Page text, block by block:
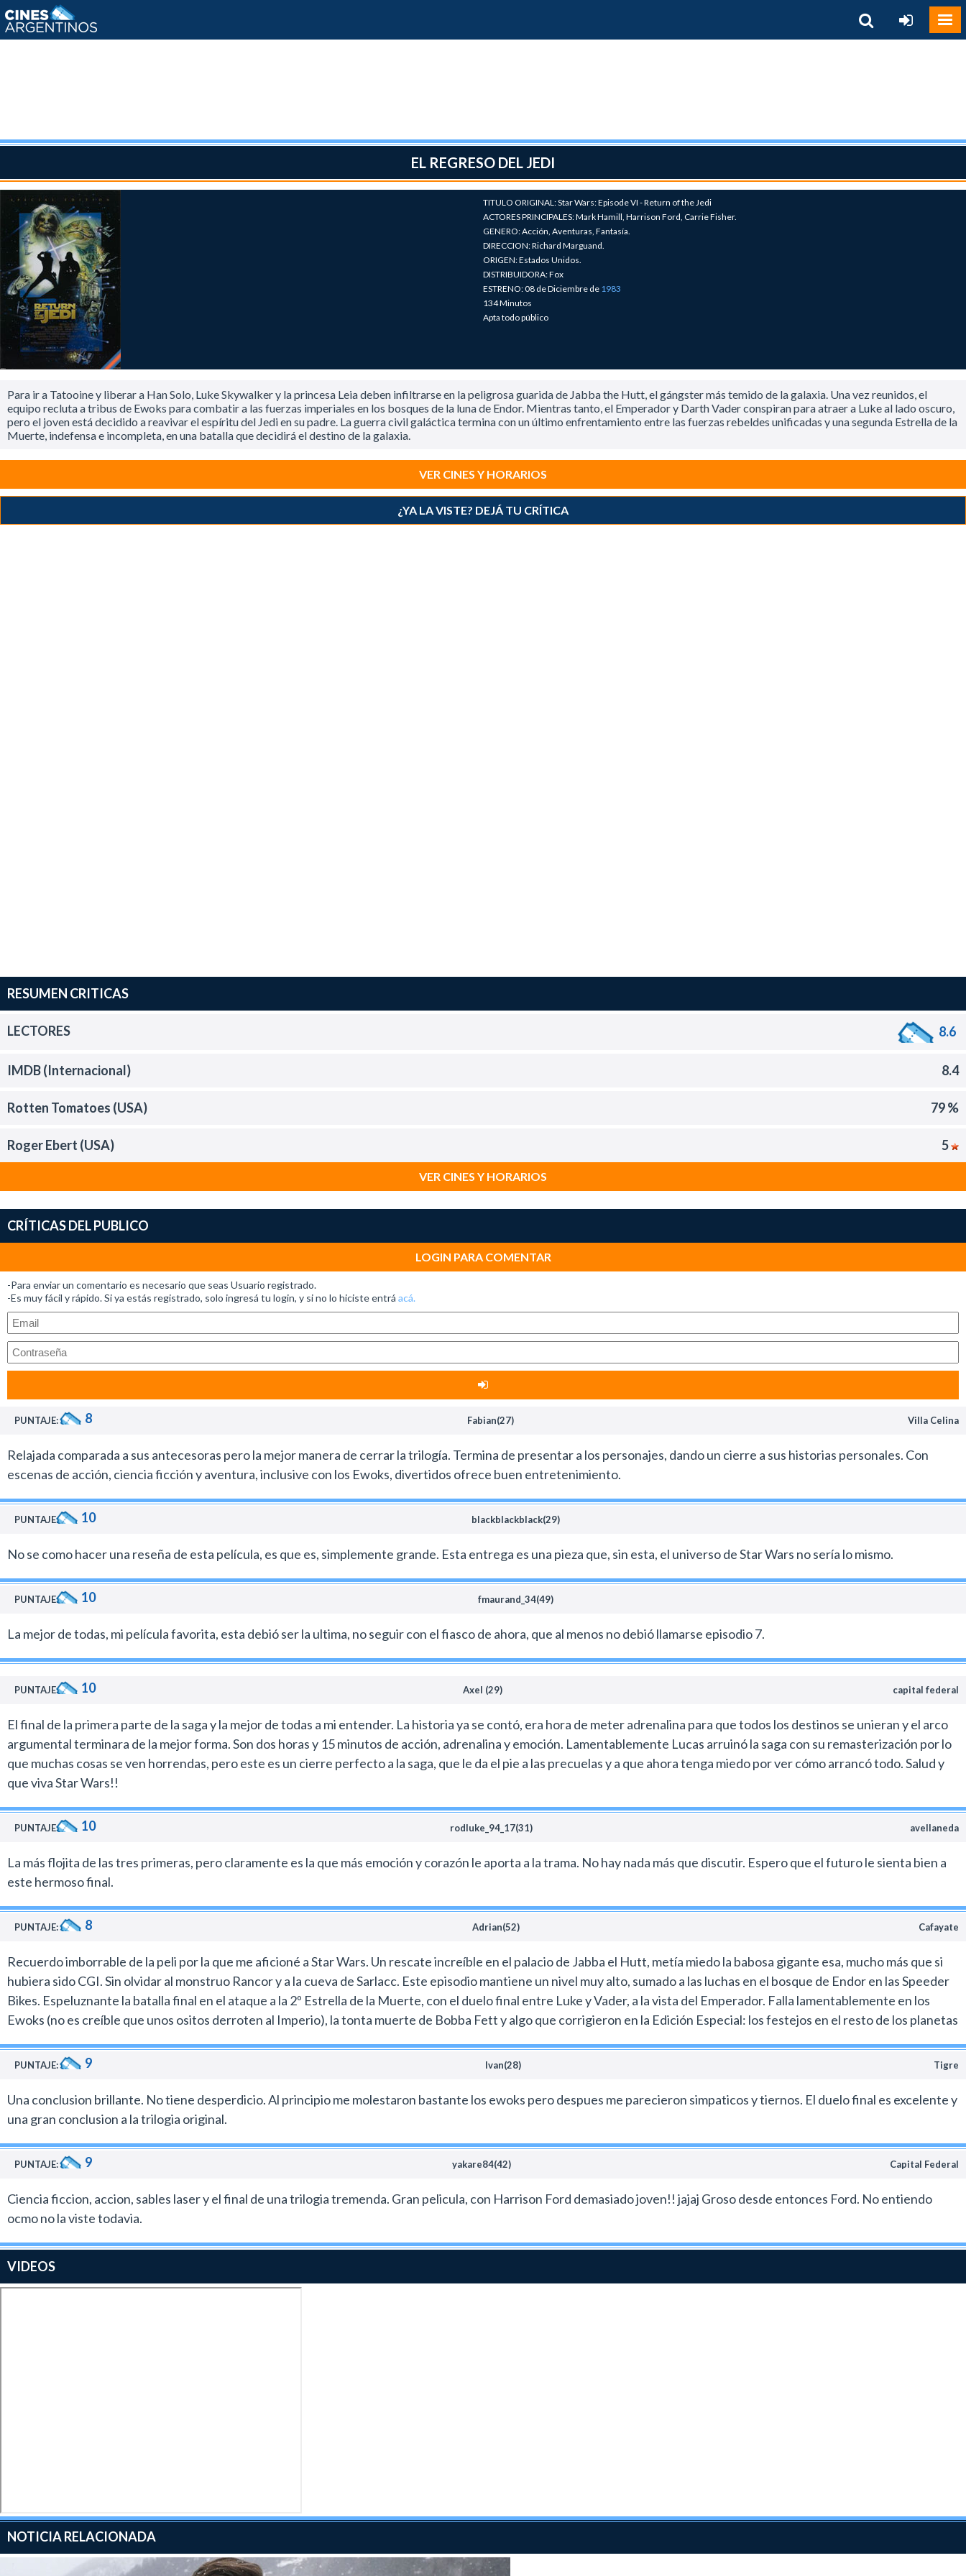
EL REGRESO DEL JEDI
TITULO ORIGINAL: Star Wars: Episode VI - Return of the Jedi
ACTORES PRINCIPALES: Mark Hamill, Harrison Ford, Carrie Fisher.
GENERO: Acción, Aventuras, Fantasía.
DIRECCION: Richard Marguand.
ORIGEN: Estados Unidos.
DISTRIBUIDORA: Fox
ESTRENO: 08 de Diciembre de 1983
134 Minutos
Apta todo público
Para ir a Tatooine y liberar a Han Solo, Luke Skywalker y la princesa Leia deben infiltrarse en la peligrosa guarida de Jabba the Hutt, el gángster más temido de la galaxia. Una vez reunidos, el
equipo recluta a tribus de Ewoks para combatir a las fuerzas imperiales en los bosques de la luna de Endor. Mientras tanto, el Emperador y Darth Vader conspiran para atraer a Luke al lado oscuro,
pero el joven está decidido a reavivar el espíritu del Jedi en su padre. La guerra civil galáctica termina con un último enfrentamiento entre las fuerzas rebeldes unificadas y una segunda Estrella de la
Muerte, indefensa e incompleta, en una batalla que decidirá el destino de la galaxia.
VER CINES Y HORARIOS
¿YA LA VISTE? DEJÁ TU CRÍTICA
RESUMEN CRITICAS
LECTORES 8.6
IMDB (Internacional) 8.4
Rotten Tomatoes (USA) 79 %
Roger Ebert (USA) 5
VER CINES Y HORARIOS
CRÍTICAS DEL PUBLICO
LOGIN PARA COMENTAR
-Para enviar un comentario es necesario que seas Usuario registrado.
-Es muy fácil y rápido. Si ya estás registrado, solo ingresá tu login, y si no lo hiciste entrá acá.
PUNTAJE: 8 Fabian(27) Villa Celina
Relajada comparada a sus antecesoras pero la mejor manera de cerrar la trilogía. Termina de presentar a los personajes, dando un cierre a sus historias personales. Con
escenas de acción, ciencia ficción y aventura, inclusive con los Ewoks, divertidos ofrece buen entretenimiento.
PUNTAJE: 10 blackblackblack(29)
No se como hacer una reseña de esta película, es que es, simplemente grande. Esta entrega es una pieza que, sin esta, el universo de Star Wars no sería lo mismo.
PUNTAJE: 10 fmaurand_34(49)
La mejor de todas, mi película favorita, esta debió ser la ultima, no seguir con el fiasco de ahora, que al menos no debió llamarse episodio 7.
PUNTAJE: 10 Axel (29) capital federal
El final de la primera parte de la saga y la mejor de todas a mi entender. La historia ya se contó, era hora de meter adrenalina para que todos los destinos se unieran y el arco
argumental terminara de la mejor forma. Son dos horas y 15 minutos de acción, adrenalina y emoción. Lamentablemente Lucas arruinó la saga con su remasterización por lo
que muchas cosas se ven horrendas, pero este es un cierre perfecto a la saga, que le da el pie a las precuelas y a que ahora tenga miedo por ver cómo arrancó todo. Salud y
que viva Star Wars!!
PUNTAJE: 10 rodluke_94_17(31) avellaneda
La más flojita de las tres primeras, pero claramente es la que más emoción y corazón le aporta a la trama. No hay nada más que discutir. Espero que el futuro le sienta bien a
este hermoso final.
PUNTAJE: 8 Adrian(52) Cafayate
Recuerdo imborrable de la peli por la que me aficioné a Star Wars. Un rescate increíble en el palacio de Jabba el Hutt, metía miedo la babosa gigante esa, mucho más que si
hubiera sido CGI. Sin olvidar al monstruo Rancor y a la cueva de Sarlacc. Este episodio mantiene un nivel muy alto, sumado a las luchas en el bosque de Endor en las Speeder
Bikes. Espeluznante la batalla final en el ataque a la 2º Estrella de la Muerte, con el duelo final entre Luke y Vader, a la vista del Emperador. Falla lamentablemente en los
Ewoks (no es creíble que unos ositos derroten al Imperio), la tonta muerte de Bobba Fett y algo que corrigieron en la Edición Especial: los festejos en el resto de los planetas
PUNTAJE: 9 Ivan(28) Tigre
Una conclusion brillante. No tiene desperdicio. Al principio me molestaron bastante los ewoks pero despues me parecieron simpaticos y tiernos. El duelo final es excelente y
una gran conclusion a la trilogia original.
PUNTAJE: 9 yakare84(42) Capital Federal
Ciencia ficcion, accion, sables laser y el final de una trilogia tremenda. Gran pelicula, con Harrison Ford demasiado joven!! jajaj Groso desde entonces Ford. No entiendo
ocmo no la viste todavia.
VIDEOS
NOTICIA RELACIONADA